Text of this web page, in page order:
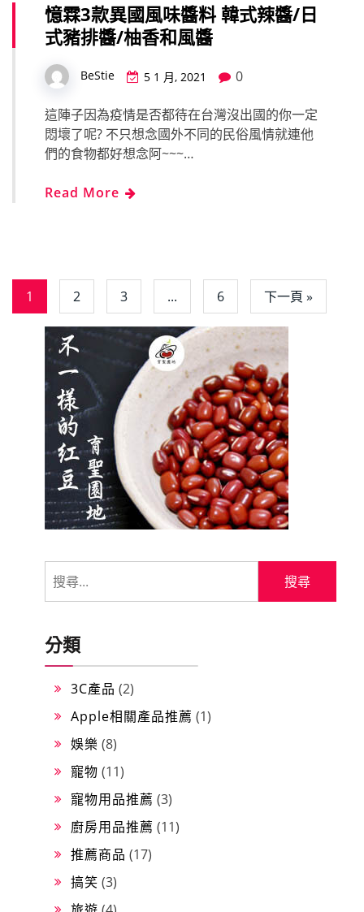
憶霖3款異國風味醬料 韓式辣醬/日
式豬排醬/柚香和風醬
BeStie 5 1 月, 2021 0
這陣子因為疫情是否都待在台灣沒出國的你一定
悶壞了呢? 不只想念國外不同的民俗風情就連他
們的食物都好想念阿~~~…
Read More
1 2 3 ... 6 下一頁 »
尋
字:
分類
3C產品 (2)
Apple相關產品推薦 (1)
娛樂 (8)
寵物 (11)
寵物用品推薦 (3)
廚房用品推薦 (11)
推薦商品 (17)
搞笑 (3)